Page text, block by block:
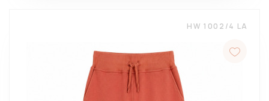
HW 1002/4 LA